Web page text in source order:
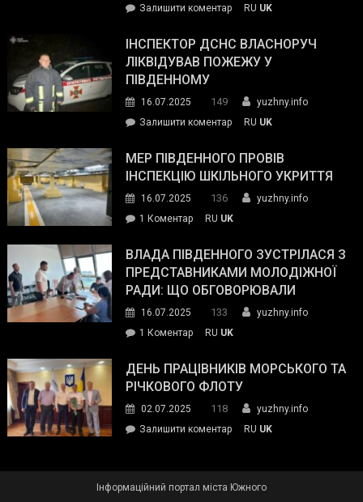
допомогу
Залишити коментарon
провів
нараду
силових
та
органів:
«Наш
спільний
окупанти.
Маємо
діяти
команда
RU UK
ІНСПЕКТОР ДСНС ВЛАСНОРУЧ
ЛІКВІДУВАВ ПОЖЕЖУ У
ПІВДЕННОМУ
16.07.2025 149
yuzhny.info
Залишити коментарon
ДСНС
власноруч
пожежу
у
RU UK
МЕР ПІВДЕННОГО ПРОВІВ
ІНСПЕКЦІЮ ШКІЛЬНОГО УКРИТТЯ
16.07.2025 136
yuzhny.info
1 Коментардо
Південного
провів
інспекцію
укриття
RU UK
ВЛАДА ПІВДЕННОГО ЗУСТРІЛАСЯ З
ПРЕДСТАВНИКАМИ МОЛОДІЖНОЇ
РАДИ: ЩО ОБГОВОРЮВАЛИ
16.07.2025 133
yuzhny.info
1 Коментардо
Південного
зустрілася
представниками
молодіжної
обговорювали
RU UK
ДЕНЬ ПРАЦІВНИКІВ МОРСЬКОГО ТА
РІЧКОВОГО ФЛОТУ
02.07.2025 118
yuzhny.info
Залишити коментарon
RU UK
Інформаційний портал міста Южного